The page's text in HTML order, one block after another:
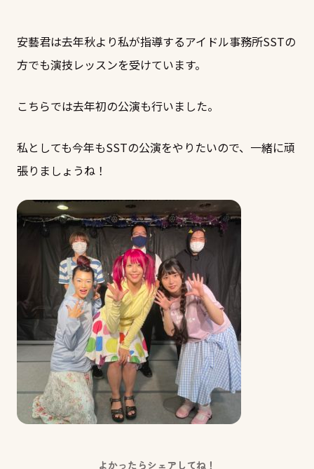
安藝君は去年秋より私が指導するアイドル事務所SSTの
方でも演技レッスンを受けています。
こちらでは去年初の公演も行いました。
私としても今年もSSTの公演をやりたいので、一緒に頑
張りましょうね！
よかったらシェアしてね！